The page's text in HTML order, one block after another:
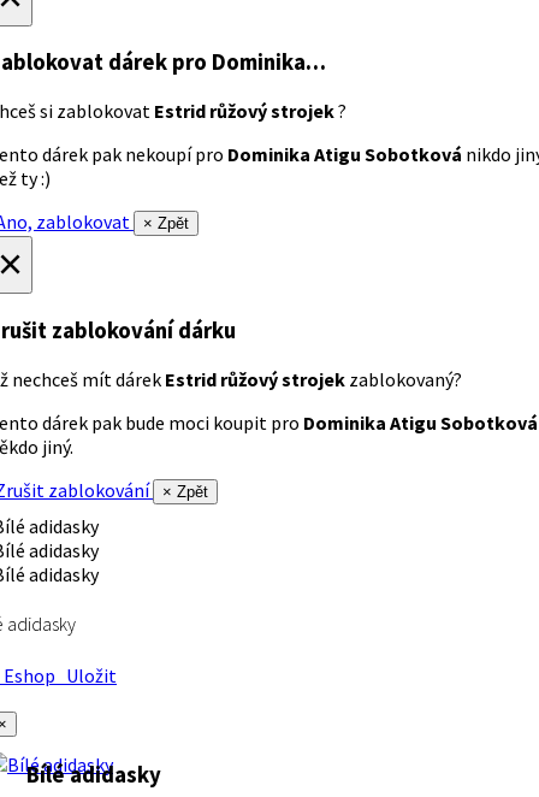
dárek pro Dominika…
si zablokovat Estrid růžový strojek?
dárek pak nekoupí pro Dominika Atigu Sobotková nikdo
ty :)
zablokovat
× Zpět
zablokování dárku
nechceš mít dárek Estrid růžový strojek zablokovaný?
dárek pak bude moci koupit pro Dominika Atigu Sobotková
jiný.
zablokování
× Zpět
adidasky
Uložit
Bílé adidasky